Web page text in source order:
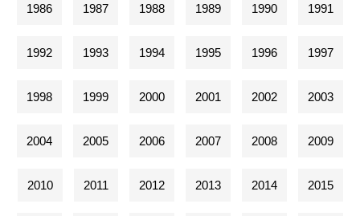
1986 1987 1988 1989 1990 1991
1992 1993 1994 1995 1996 1997
1998 1999 2000 2001 2002 2003
2004 2005 2006 2007 2008 2009
2010 2011 2012 2013 2014 2015